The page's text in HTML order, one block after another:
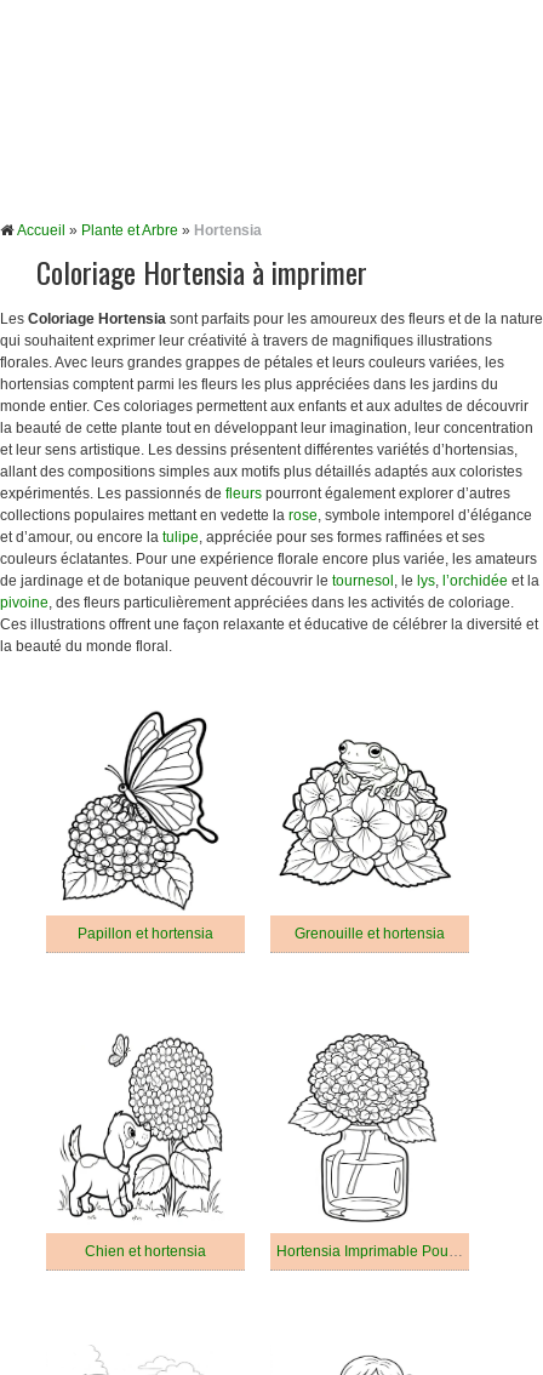
Accueil » Plante et Arbre » Hortensia
Coloriage Hortensia à imprimer
Les Coloriage Hortensia sont parfaits pour les amoureux des fleurs et de la nature
qui souhaitent exprimer leur créativité à travers de magnifiques illustrations
florales. Avec leurs grandes grappes de pétales et leurs couleurs variées, les
hortensias comptent parmi les fleurs les plus appréciées dans les jardins du
monde entier. Ces coloriages permettent aux enfants et aux adultes de découvrir
la beauté de cette plante tout en développant leur imagination, leur concentration
et leur sens artistique. Les dessins présentent différentes variétés d’hortensias,
allant des compositions simples aux motifs plus détaillés adaptés aux coloristes
expérimentés. Les passionnés de fleurs pourront également explorer d’autres
collections populaires mettant en vedette la rose, symbole intemporel d’élégance
et d’amour, ou encore la tulipe, appréciée pour ses formes raffinées et ses
couleurs éclatantes. Pour une expérience florale encore plus variée, les amateurs
de jardinage et de botanique peuvent découvrir le tournesol , le lys, l’orchidée et la
pivoine, des fleurs particulièrement appréciées dans les activités de coloriage.
Ces illustrations offrent une façon relaxante et éducative de célébrer la diversité et
la beauté du monde floral.
Papillon et hortensia Grenouille et hortensia
Chien et hortensia Hortensia Imprimable Pour les Enfants